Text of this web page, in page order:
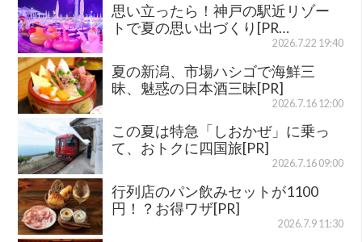
思い立ったら！神戸の駅近リゾー
トで夏の思い出づくり[PR…
2026.7.22 19:40
夏の新潟、市場ハシゴで海鮮三
昧、魅惑の日本酒三昧[PR]
2026.7.16 12:00
この夏は特急「しおかぜ」に乗っ
て、おトクに四国旅[PR]
2026.7.16 09:00
行列店のパン飲みセットが1100
円！？お得ワザ[PR]
2026.7.9 11:30